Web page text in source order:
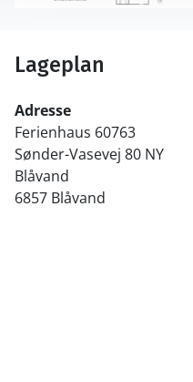
Lageplan
Adresse
Ferienhaus 60763
Sønder-Vasevej 80 NY
Blåvand
6857 Blåvand